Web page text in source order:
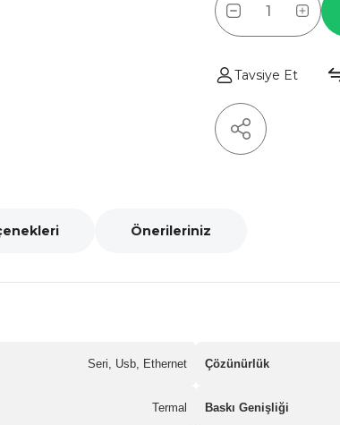
Tavsiye Et
Önerileriniz
Seri, Usb, Ethernet Çözünürlük
Termal Baskı Genişliği